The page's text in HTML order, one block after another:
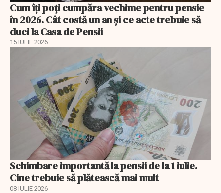
Cum îți poți cumpăra vechime pentru pensie
în 2026. Cât costă un an și ce acte trebuie să
duci la Casa de Pensii
15 IULIE 2026
Schimbare importantă la pensii de la 1 iulie.
Cine trebuie să plătească mai mult
08 IULIE 2026